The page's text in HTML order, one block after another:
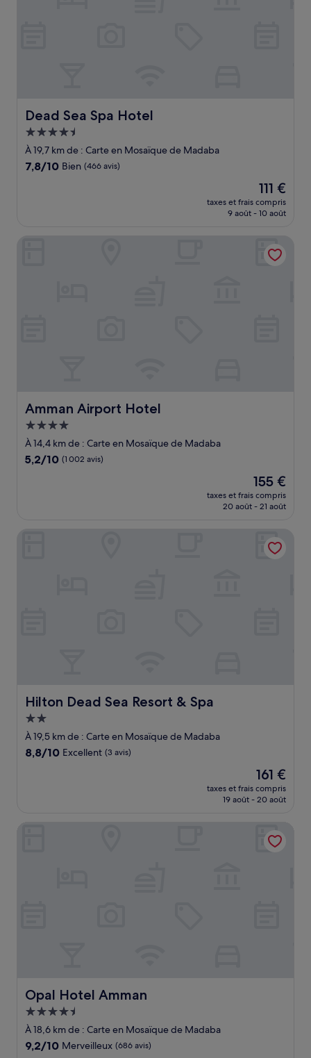
Dead Sea Spa Hotel
Dead Sea Spa Hotel
Hébergement
4.5 étoiles
À 19,7 km de : Carte en Mosaïque de Madaba
7.8
7,8/10 Bien (466 avis)
Le
nouveau
prix
de
111 €
111 €
taxes et frais compris
9 août - 10 août
Amman Airport Hotel
Amman Airport Hotel
Hébergement
4.0 étoiles
À 14,4 km de : Carte en Mosaïque de Madaba
5.2
5,2/10 (1 002 avis)
Le
nouveau
prix
de
155 €
155 €
taxes et frais compris
20 août - 21 août
Hilton Dead Sea Resort & Spa
Hilton Dead Sea Resort & Spa
Hébergement
2.0 étoiles
À 19,5 km de : Carte en Mosaïque de Madaba
8.8
8,8/10 Excellent (3 avis)
Le
nouveau
prix
de
161 €
161 €
taxes et frais compris
19 août - 20 août
Opal Hotel Amman
Opal Hotel Amman
Hébergement
4.5 étoiles
À 18,6 km de : Carte en Mosaïque de Madaba
9.2
9,2/10 Merveilleux (686 avis)